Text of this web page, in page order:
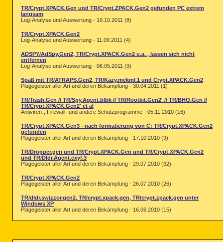
TR/Crypt.XPACK.Gen und TR/Crypt.ZPACK.Gen2 gefunden PC extrem
langsam
Log-Analyse und Auswertung - 19.10.2011 (8)
TR/Crypt.XPACK.Gen2
Log-Analyse und Auswertung - 11.09.2011 (4)
ADSPY/AdSpy.Gen2, TR/Crypt.XPACK.Gen2 u.a. , lassen sich nicht
entfernen
Log-Analyse und Auswertung - 06.05.2011 (9)
Spaß mit TR/ATRAPS.Gen2, TR/Kazy.mekml.1 und Crypt.XPACK.Gen2
Plagegeister aller Art und deren Bekämpfung - 30.04.2011 (1)
TR/Trash.Gen // TR/Spy.Agent.blbk // TR/Rootkit.Gen2' // TR/BHO.Gen //
TR/Crypt.XPACK.Gen2' et al
Antiviren-, Firewall- und andere Schutzprogramme - 05.11.2010 (16)
TR/Crypt.XPACK.Gen3 - nach formatierung von C: TR/Crypt.XPACK.Gen2
gefunden
Plagegeister aller Art und deren Bekämpfung - 17.10.2010 (9)
TR/Dropper.gen und TR/Crypt.XPACK.Gen und TR/Crypt.XPACK.Gen2
und TR/Dldr.Agent.cxyf.3
Plagegeister aller Art und deren Bekämpfung - 29.07.2010 (32)
TR/Crypt.XPACK.Gen2
Plagegeister aller Art und deren Bekämpfung - 26.07.2010 (26)
TR/dldr.swizzor.gen2, TR/crypt.xpack.gen, TR/crypt.zpack.gen unter
Windows XP
Plagegeister aller Art und deren Bekämpfung - 16.06.2010 (15)